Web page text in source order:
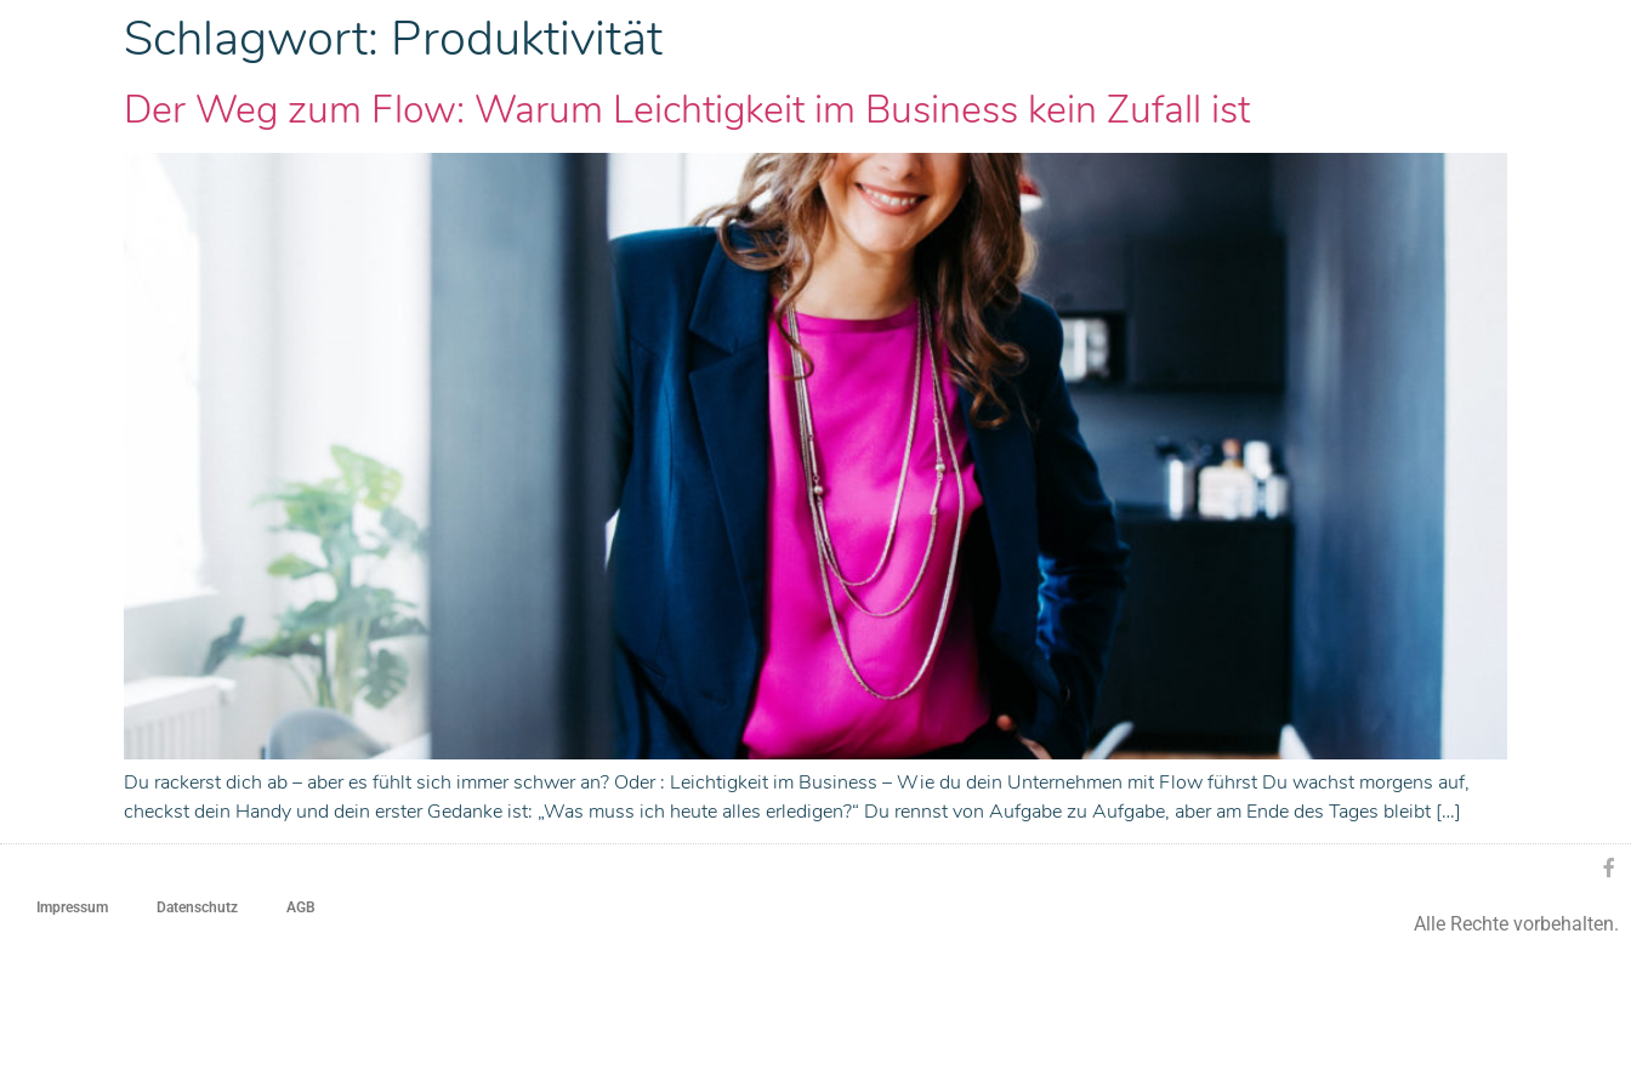
Schlagwort: Produktivität
Der Weg zum Flow: Warum Leichtigkeit im Business kein Zufall ist
Du rackerst dich ab – aber es fühlt sich immer schwer an? Oder : Leichtigkeit im Business – Wie du dein Unternehmen mit Flow führst Du wachst morgens auf,
checkst dein Handy und dein erster Gedanke ist: „Was muss ich heute alles erledigen?“ Du rennst von Aufgabe zu Aufgabe, aber am Ende des Tages bleibt […]
Impressum Datenschutz AGB
Alle Rechte vorbehalten.